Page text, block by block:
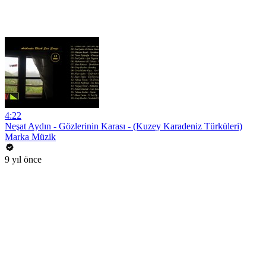
4:22
Neşat Aydın - Gözlerinin Karası - (Kuzey Karadeniz Türküleri)
Marka Müzik
9 yıl önce